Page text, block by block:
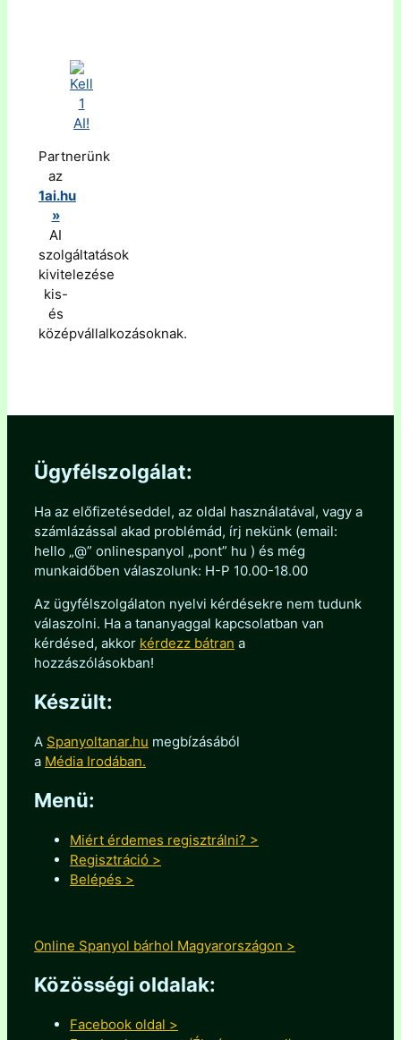
Partnerünk
az
1ai.hu
»
AI
szolgáltatások
kivitelezése
kis-
és
középvállalkozásoknak.
Ügyfélszolgálat:
Ha az előfizetéseddel, az oldal használatával, vagy a
számlázással akad problémád, írj nekünk (email:
hello „@” onlinespanyol „pont” hu ) és még
munkaidőben válaszolunk: H-P 10.00-18.00
Az ügyfélszolgálaton nyelvi kérdésekre nem tudunk
válaszolni. Ha a tananyaggal kapcsolatban van
kérdésed, akkor kérdezz bátran a
hozzászólásokban!
Készült:
A Spanyoltanar.hu megbízásából
a Média Irodában.
Menü:
Miért érdemes regisztrálni? >
Regisztráció >
Belépés >
Online Spanyol bárhol Magyarországon >
Közösségi oldalak:
Facebook oldal >